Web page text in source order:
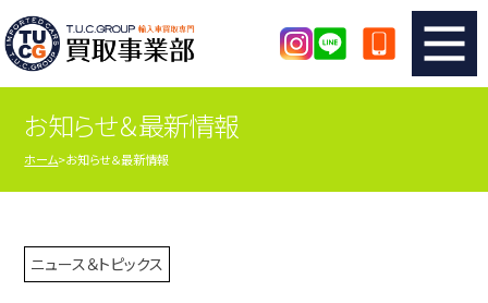
TUCのカンタン査定
査定の注意事項 メーカー別査定フォーム
TUCの買取実績
お知らせ＆最新情報
ホーム お知らせ＆最新情報
ニュース＆トピックス